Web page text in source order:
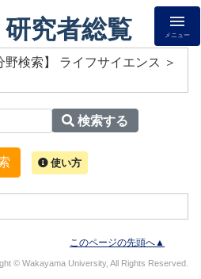
究者総覧 メニュー
野検索】 ライフサイエンス ＞
検索する
使い方
このページの先頭へ▲
© Wakayama University, All Rights Reserved.